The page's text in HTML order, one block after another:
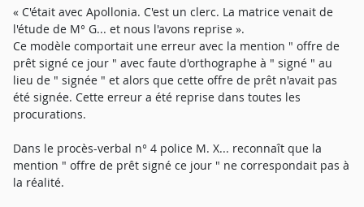
« C'était avec Apollonia. C'est un clerc. La matrice venait de
l'étude de M° G... et nous l'avons reprise ».
Ce modèle comportait une erreur avec la mention " offre de
prêt signé ce jour " avec faute d'orthographe à " signé " au
lieu de " signée " et alors que cette offre de prêt n'avait pas
été signée. Cette erreur a été reprise dans toutes les
procurations.
Dans le procès-verbal n° 4 police M. X... reconnaît que la
mention " offre de prêt signé ce jour " ne correspondait pas à
la réalité.